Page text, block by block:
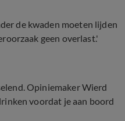
de kwaden moeten lijden
geen overlast.'
Opiniemaker Wierd
voordat je aan boord